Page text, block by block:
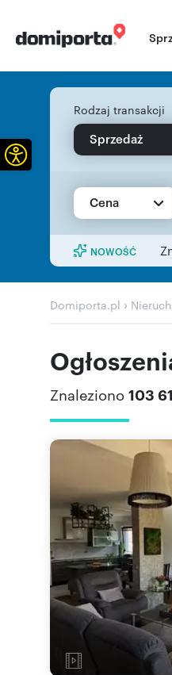
Rodzaj transakcji
Sprzedaż
Cena
NOWOŚĆ
Domiporta.pl ›
Znaleziono 103
Otwórz pasek narzędzi